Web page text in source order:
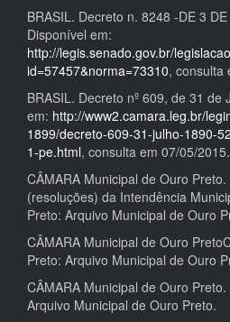
BRASIL. Decreto n. 8248 -DE 3
Disponível em:
http://legis.senado.gov.br/
id=57457&norma=73310, consulta
BRASIL. Decreto nº 609, de 31 de
em: http://www2.camara.leg.br/
1899/decreto-609-31-julho-1890-
1-pe.html, consulta em 07/05/2015.
CÂMARA Municipal de Ouro
(resoluções) da Intendência
Preto: Arquivo Municipal de Ouro
CÂMARA Municipal de Ouro
Preto: Arquivo Municipal de Ouro
CÂMARA Municipal de Ouro
Arquivo Municipal de Ouro Preto.